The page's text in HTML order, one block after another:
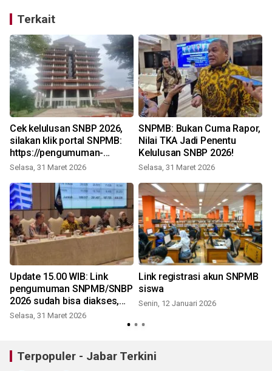
Terkait
Cek kelulusan SNBP 2026,
silakan klik portal SNPMB:
https://pengumuman-
snbp.snpmb.id
Selasa, 31 Maret 2026
SNPMB: Bukan Cuma Rapor,
Nilai TKA Jadi Penentu
Kelulusan SNBP 2026!
Selasa, 31 Maret 2026
Update 15.00 WIB: Link
pengumuman SNPMB/SNBP
2026 sudah bisa diakses,
segera cek nomor peserta
Selasa, 31 Maret 2026
Link registrasi akun SNPMB
siswa
Senin, 12 Januari 2026
Terpopuler - Jabar Terkini